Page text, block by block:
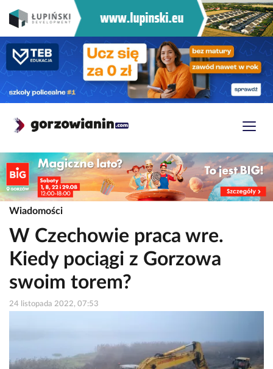
Wiadomości
W Czechowie praca wre.
Kiedy pociągi z Gorzowa
swoim torem?
24 listopada 2022, 07:53